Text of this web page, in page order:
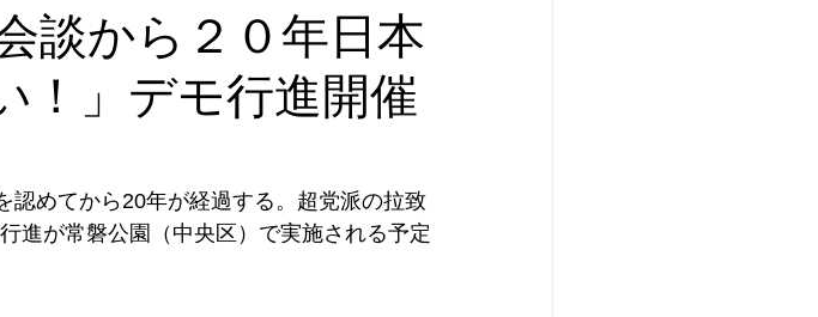
談から２０年日本
！」デモ行進開催
認めてから20年が経過する。超党派の拉致
進が常磐公園（中央区）で実施される予定